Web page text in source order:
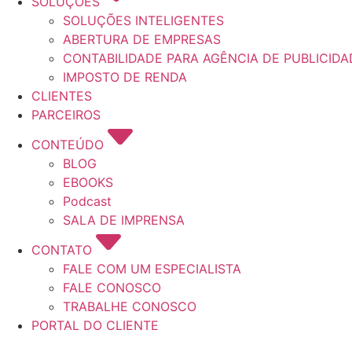
SOLUÇÕES INTELIGENTES
ABERTURA DE EMPRESAS
CONTABILIDADE PARA AGÊNCIA DE
IMPOSTO DE RENDA
CLIENTES
PARCEIROS
CONTEÚDO
BLOG
EBOOKS
Podcast
SALA DE IMPRENSA
CONTATO
FALE COM UM ESPECIALISTA
FALE CONOSCO
TRABALHE CONOSCO
PORTAL DO CLIENTE